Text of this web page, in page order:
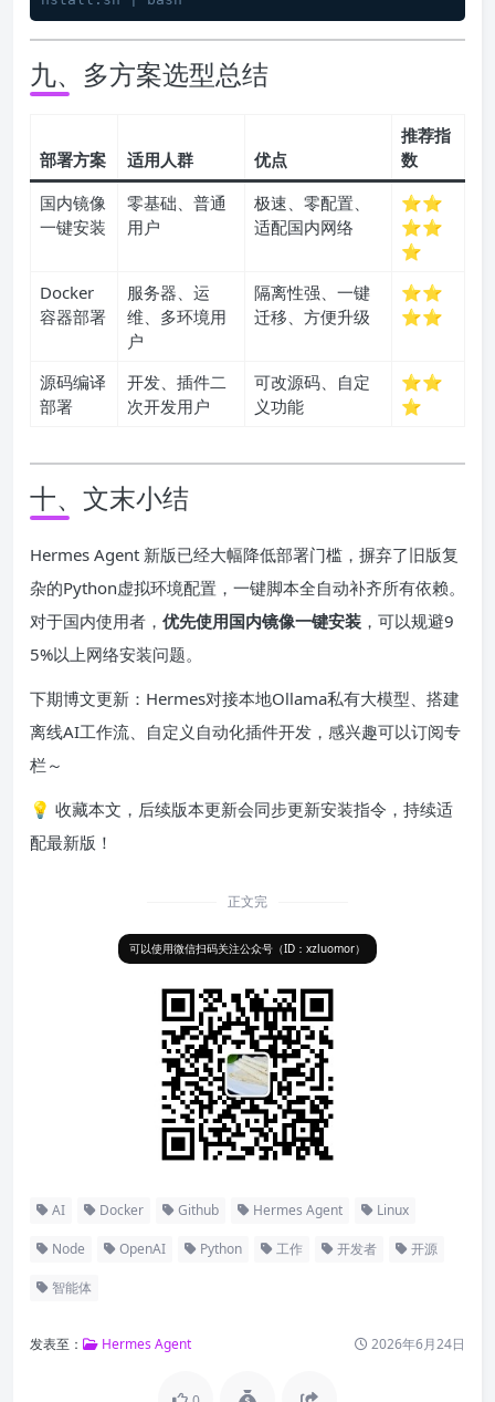
九、多方案选型总结
部署方案 适用人群 优点
推荐指
数
国内镜像
一键安装
零基础、普通
用户
极速、零配置、
适配国内网络
⭐⭐
⭐⭐
⭐
Docker
容器部署
服务器、运
维、多环境用
户
隔离性强、一键
迁移、方便升级
⭐⭐
⭐⭐
源码编译
部署
开发、插件二
次开发用户
可改源码、自定
义功能
⭐⭐
⭐
十、文末小结
Hermes Agent 新版已经大幅降低部署门槛，摒弃了旧版复
杂的Python虚拟环境配置，一键脚本全自动补齐所有依赖。
对于国内使用者， 优先使用国内镜像一键安装 ，可以规避9
5%以上网络安装问题。
下期博文更新：Hermes对接本地Ollama私有大模型、搭建
离线AI工作流、自定义自动化插件开发，感兴趣可以订阅专
栏～
💡 收藏本文，后续版本更新会同步更新安装指令，持续适
配最新版！
正文完
可以使用微信扫码关注公众号（ID：xzluomor）
AI Docker Github Hermes Agent Linux
Node OpenAI Python 工作 开发者 开源
智能体
发表至： Hermes Agent 2026年6月24日